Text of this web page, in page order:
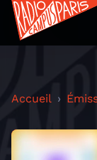
Accueil